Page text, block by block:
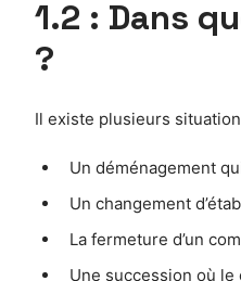
1.2 : Dans
?
Il existe plusieurs
Un déménagement
Un changement
La fermeture d’un
Une succession où